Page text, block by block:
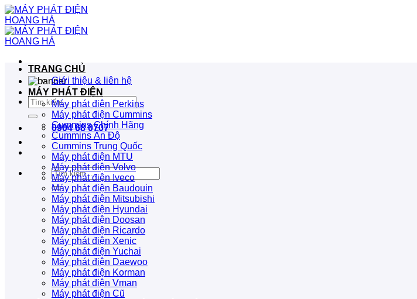
Bỏ
qua
nội
dung
Tìm
kiếm:
0904 68 0707
Tìm
kiếm:
TRANG CHỦ
Giới thiệu & liên hệ
MÁY PHÁT ĐIỆN
Máy phát điện Perkins
Máy phát điện Cummins
Cummins Chính Hãng
Cummins Ấn Độ
Cummins Trung Quốc
Máy phát điện MTU
Máy phát điện Volvo
Máy phát điện Iveco
Máy phát điện Baudouin
Máy phát điện Mitsubishi
Máy phát điện Hyundai
Máy phát điện Doosan
Máy phát điện Ricardo
Máy phát điện Xenic
Máy phát điện Yuchai
Máy phát điện Daewoo
Máy phát điện Korman
Máy phát điện Vman
Máy phát điện Cũ